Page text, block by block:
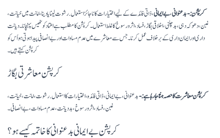
کرپشن:-بدعنوانی،بے ایمانی، ذاتی فائدے کے لیے اختیارات کا ناجائز استعمال. رشوت لینا یا دینا، امانت میں خیانت،
غبن، دھوکہ دہی، بدچلنی، اخلاقی بگاڑ، فساد، اثر و رسوخ کا غلط استعمال۔ کرپشن کا مطلب ہے اعتماد کو ٹھیس پہنچانا۔ دیانت
داری اور ایمان داری کے برخلاف عمل کرنا۔ جس سے معاشرے میں عدم مساوات اور بے انصافی پیدا ہوتی ہو اُس کو
کرپشن کہتے ہیں۔
کرپشن معاشرتی بگاڑ
کرپشن معاشرت کا حصہ بنتا جا رہا ہے:-بدعنوانی، بے ایمانی، ذاتی فائدہ، اختیارات کا استعمال. رشوت، امانت، خیانت،
غبن، فساد، اثر و رسوخ، بددیانت، عدم مساوات، بے انصافی۔
کرپشن بے ایمانی بدعنوانی کا خاتمہ کیسے ہو؟